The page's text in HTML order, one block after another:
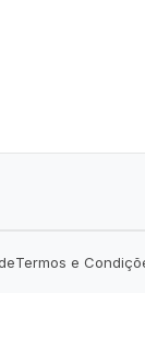
Termos e